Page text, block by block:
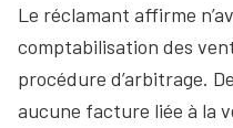
Le réclamant affirme
comptabilisation des
procédure d’arbitrage.
aucune facture liée à la